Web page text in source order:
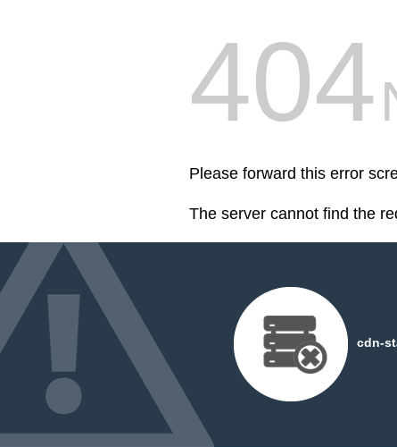
404
Please forward this error
The server cannot find the
cdn-